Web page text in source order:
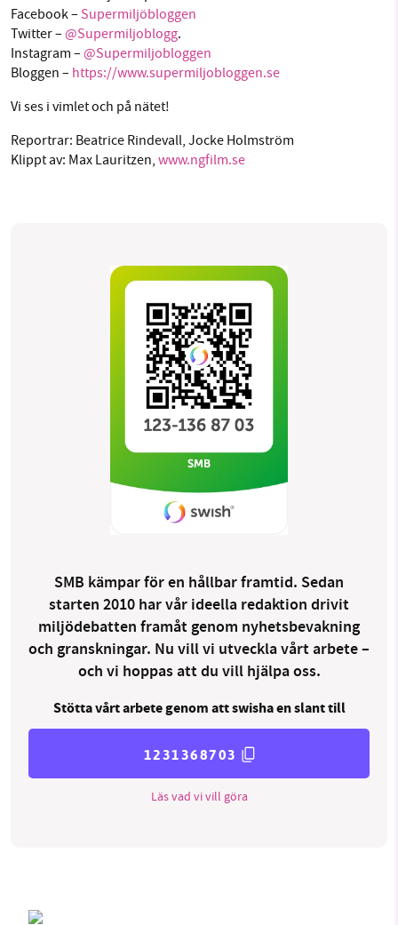
Facebook – Supermiljöbloggen
Twitter – @Supermiljoblogg.
Instagram – @Supermiljobloggen
Bloggen – https://www.supermiljobloggen.se
Vi ses i vimlet och på nätet!
Reportrar: Beatrice Rindevall, Jocke Holmström
Klippt av: Max Lauritzen, www.ngfilm.se
SMB kämpar för en hållbar framtid. Sedan
starten 2010 har vår ideella redaktion drivit
miljödebatten framåt genom nyhetsbevakning
och granskningar. Nu vill vi utveckla vårt arbete –
och vi hoppas att du vill hjälpa oss.
Stötta vårt arbete genom att swisha en slant till
1231368703
Läs vad vi vill göra